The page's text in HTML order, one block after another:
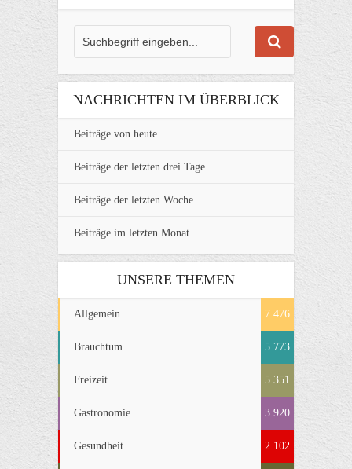
NACHRICHTEN IM ÜBERBLICK
Beiträge von heute
Beiträge der letzten drei Tage
Beiträge der letzten Woche
Beiträge im letzten Monat
UNSERE THEMEN
Allgemein 7.476
Brauchtum 5.773
Freizeit 5.351
Gastronomie 3.920
Gesundheit 2.102